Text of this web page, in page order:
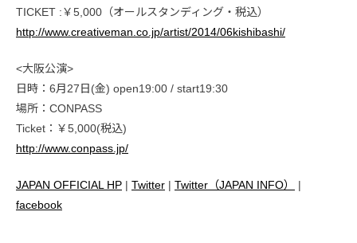
TICKET :￥5,000（オールスタンディング・税込）
http://www.creativeman.co.jp/artist/2014/06kishibashi/
<大阪公演>
日時：6月27日(金) open19:00 / start19:30
場所：CONPASS
Ticket：￥5,000(税込)
http://www.conpass.jp/
JAPAN OFFICIAL HP | Twitter | Twitter（JAPAN INFO）
|
facebook